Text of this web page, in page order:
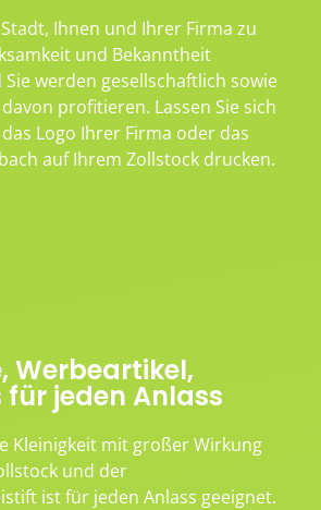
Ihnen und Ihrer Firma zu
und Bekanntheit
werden gesellschaftlich sowie
profitieren. Lassen Sie sich
Logo Ihrer Firma oder das
auf Ihrem Zollstock drucken.
Werbeartikel,
jeden Anlass
Kleinigkeit mit großer Wirkung
und der
ist für jeden Anlass geeignet.